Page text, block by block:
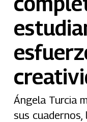
Ángela Turcia
sus